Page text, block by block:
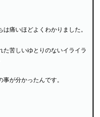
痛いほどよくわかりました。
た苦しいゆとりのないイライラ
が分かったんです。